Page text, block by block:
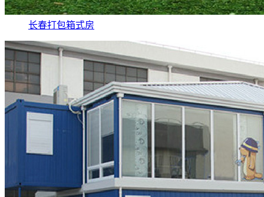
长春打包箱式房